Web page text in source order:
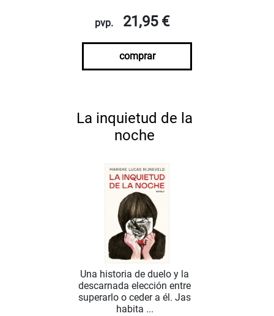
pvp. 21,95 €
comprar
La inquietud de la
noche
Una historia de duelo y la
descarnada elección entre
superarlo o ceder a él. Jas
habita ...